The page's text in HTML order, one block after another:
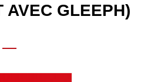
AVEC GLEEPH)